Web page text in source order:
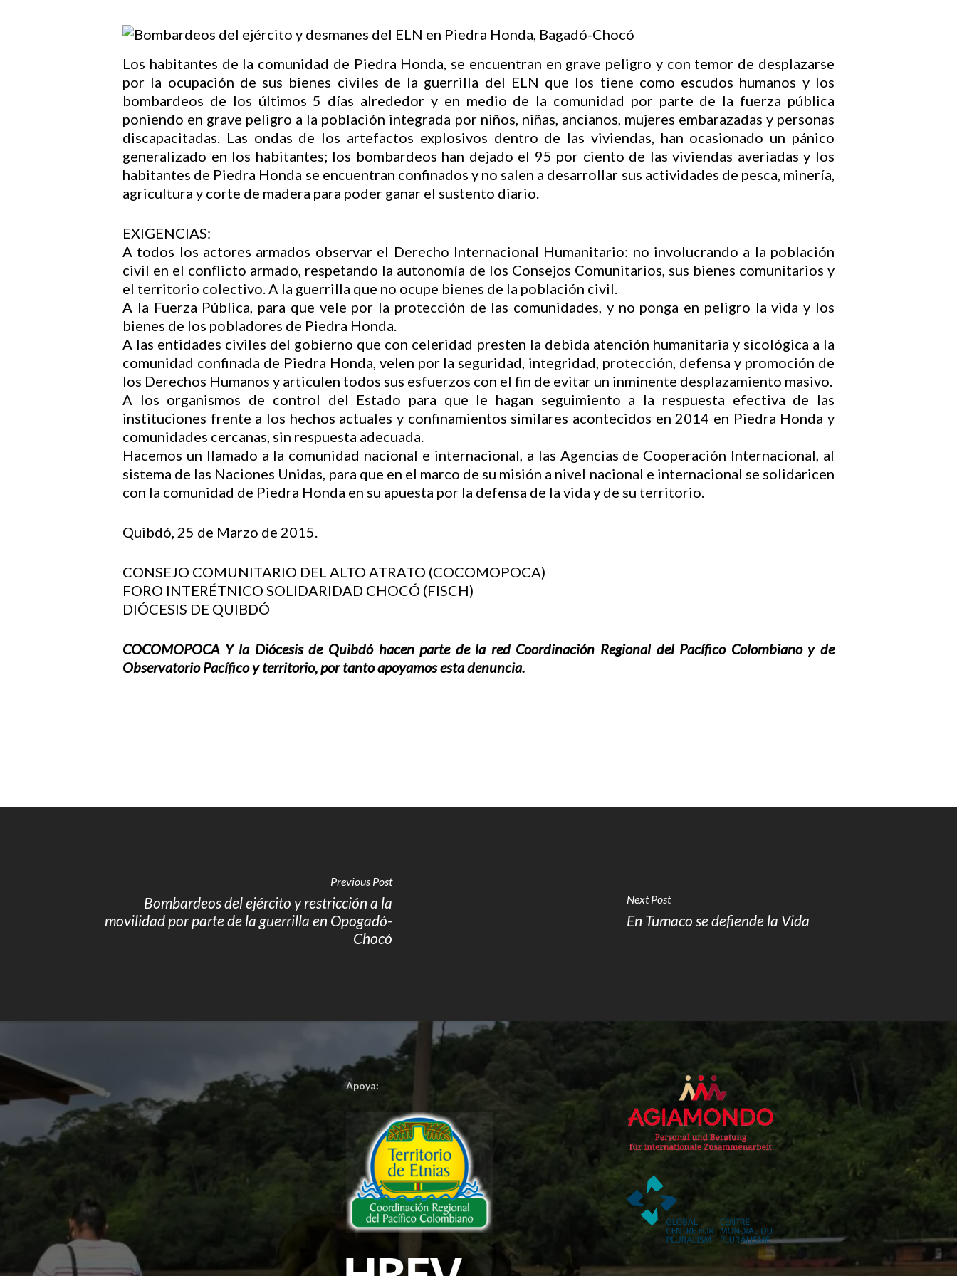
Hit enter to search or ESC to close
Los habitantes de la comunidad de Piedra Honda, se encuentran en grave peligro y con temor de desplazarse
por la ocupación de sus bienes civiles de la guerrilla del ELN que los tiene como escudos humanos y los
bombardeos de los últimos 5 días alrededor y en medio de la comunidad por parte de la fuerza pública
poniendo en grave peligro a la población integrada por niños, niñas, ancianos, mujeres embarazadas y personas
discapacitadas. Las ondas de los artefactos explosivos dentro de las viviendas, han ocasionado un pánico
generalizado en los habitantes; los bombardeos han dejado el 95 por ciento de las viviendas averiadas y los
habitantes de Piedra Honda se encuentran confinados y no salen a desarrollar sus actividades de pesca, minería,
agricultura y corte de madera para poder ganar el sustento diario.
EXIGENCIAS:
A todos los actores armados observar el Derecho Internacional Humanitario: no involucrando a la población
civil en el conflicto armado, respetando la autonomía de los Consejos Comunitarios, sus bienes comunitarios y
el territorio colectivo. A la guerrilla que no ocupe bienes de la población civil.
A la Fuerza Pública, para que vele por la protección de las comunidades, y no ponga en peligro la vida y los
bienes de los pobladores de Piedra Honda.
A las entidades civiles del gobierno que con celeridad presten la debida atención humanitaria y sicológica a la
comunidad confinada de Piedra Honda, velen por la seguridad, integridad, protección, defensa y promoción de
los Derechos Humanos y articulen todos sus esfuerzos con el fin de evitar un inminente desplazamiento masivo.
A los organismos de control del Estado para que le hagan seguimiento a la respuesta efectiva de las
instituciones frente a los hechos actuales y confinamientos similares acontecidos en 2014 en Piedra Honda y
comunidades cercanas, sin respuesta adecuada.
Hacemos un llamado a la comunidad nacional e internacional, a las Agencias de Cooperación Internacional, al
sistema de las Naciones Unidas, para que en el marco de su misión a nivel nacional e internacional se solidaricen
con la comunidad de Piedra Honda en su apuesta por la defensa de la vida y de su territorio.
Quibdó, 25 de Marzo de 2015.
CONSEJO COMUNITARIO DEL ALTO ATRATO (COCOMOPOCA)
FORO INTERÉTNICO SOLIDARIDAD CHOCÓ (FISCH)
DIÓCESIS DE QUIBDÓ
COCOMOPOCA Y la Diócesis de Quibdó hacen parte de la red Coordinación Regional del Pacífico Colombiano y de
Observatorio Pacífico y territorio, por tanto apoyamos esta denuncia.
Previous Post
Bombardeos del ejército y restricción a la
movilidad por parte de la guerrilla en Opogadó-
Chocó
Next Post
En Tumaco se defiende la Vida
Apoya: